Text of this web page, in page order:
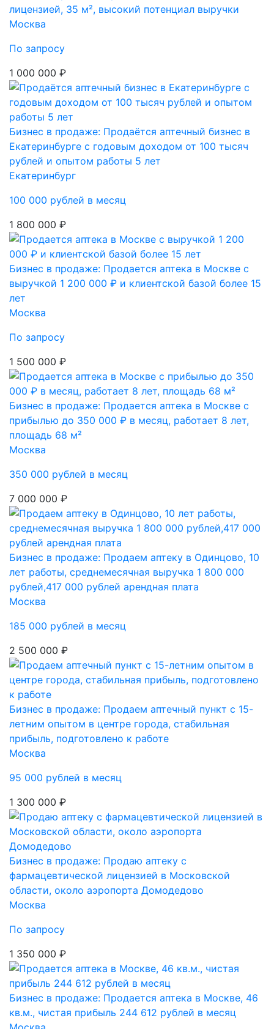
лицензией, 35 м², высокий потенциал выручки
Москва
По запросу
1 000 000 ₽
Бизнес в продаже: Продаётся аптечный бизнес в
Екатеринбурге с годовым доходом от 100 тысяч
рублей и опытом работы 5 лет
Екатеринбург
100 000 рублей в месяц
1 800 000 ₽
Бизнес в продаже: Продается аптека в Москве с
выручкой 1 200 000 ₽ и клиентской базой более 15
лет
Москва
По запросу
1 500 000 ₽
Бизнес в продаже: Продается аптека в Москве с
прибылью до 350 000 ₽ в месяц, работает 8 лет,
площадь 68 м²
Москва
350 000 рублей в месяц
7 000 000 ₽
Бизнес в продаже: Продаем аптеку в Одинцово, 10
лет работы, среднемесячная выручка 1 800 000
рублей,417 000 рублей арендная плата
Москва
185 000 рублей в месяц
2 500 000 ₽
Бизнес в продаже: Продаем аптечный пункт с 15-
летним опытом в центре города, стабильная
прибыль, подготовлено к работе
Москва
95 000 рублей в месяц
1 300 000 ₽
Бизнес в продаже: Продаю аптеку с
фармацевтической лицензией в Московской
области, около аэропорта Домодедово
Москва
По запросу
1 350 000 ₽
Бизнес в продаже: Продается аптека в Москве, 46
кв.м., чистая прибыль 244 612 рублей в месяц